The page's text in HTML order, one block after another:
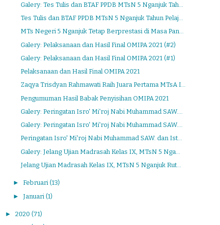
Galery: Tes Tulis dan BTAF PPDB MTsN 5 Nganjuk Tah...
Tes Tulis dan BTAF PPDB MTsN 5 Nganjuk Tahun Pelaj...
MTs Negeri 5 Nganjuk Tetap Berprestasi di Masa Pan...
Galery: Pelaksanaan dan Hasil Final OMIPA 2021 (#2)
Galery: Pelaksanaan dan Hasil Final OMIPA 2021 (#1)
Pelaksanaan dan Hasil Final OMIPA 2021
Zaqya Trisdyan Rahmawati Raih Juara Pertama MTsA I...
Pengumuman Hasil Babak Penyisihan OMIPA 2021
Galery: Peringatan Isro' Mi'roj Nabi Muhammad SAW....
Galery: Peringatan Isro' Mi'roj Nabi Muhammad SAW....
Peringatan Isro' Mi'roj Nabi Muhammad SAW. dan Ist...
Galery: Jelang Ujian Madrasah Kelas IX, MTsN 5 Nga...
Jelang Ujian Madrasah Kelas IX, MTsN 5 Nganjuk Rut...
► Februari (13)
► Januari (1)
► 2020 (71)